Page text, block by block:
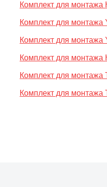
Комплект для монтажа
Комплект для монтажа
Комплект для монтажа
Комплект для монтажа
Комплект для монтажа
Комплект для монтажа